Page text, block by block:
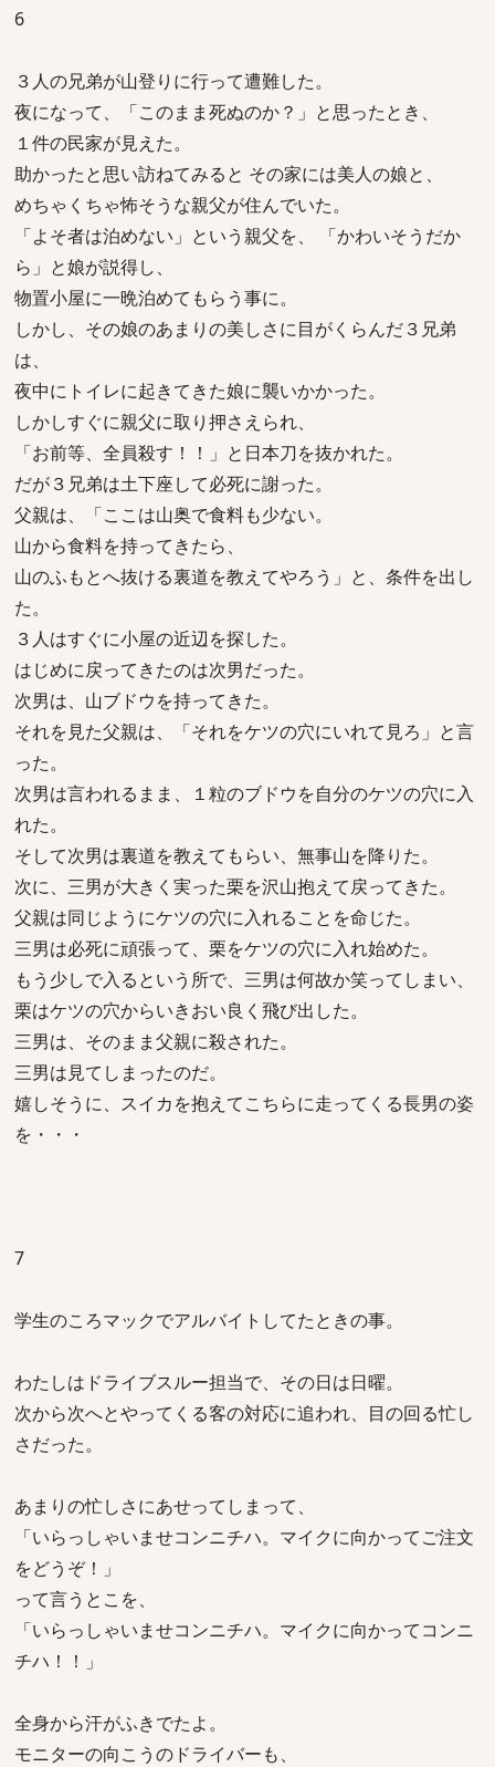
6
３人の兄弟が山登りに行って遭難した。
夜になって、「このまま死ぬのか？」と思ったとき、
１件の民家が見えた。
助かったと思い訪ねてみると その家には美人の娘と、
めちゃくちゃ怖そうな親父が住んでいた。
「よそ者は泊めない」という親父を、 「かわいそうだか
ら」と娘が説得し、
物置小屋に一晩泊めてもらう事に。
しかし、その娘のあまりの美しさに目がくらんだ３兄弟
は、
夜中にトイレに起きてきた娘に襲いかかった。
しかしすぐに親父に取り押さえられ、
「お前等、全員殺す！！」と日本刀を抜かれた。
だが３兄弟は土下座して必死に謝った。
父親は、「ここは山奥で食料も少ない。
山から食料を持ってきたら、
山のふもとへ抜ける裏道を教えてやろう」と、条件を出し
た。
３人はすぐに小屋の近辺を探した。
はじめに戻ってきたのは次男だった。
次男は、山ブドウを持ってきた。
それを見た父親は、「それをケツの穴にいれて見ろ」と言
った。
次男は言われるまま、１粒のブドウを自分のケツの穴に入
れた。
そして次男は裏道を教えてもらい、無事山を降りた。
次に、三男が大きく実った栗を沢山抱えて戻ってきた。
父親は同じようにケツの穴に入れることを命じた。
三男は必死に頑張って、栗をケツの穴に入れ始めた。
もう少しで入るという所で、三男は何故か笑ってしまい、
栗はケツの穴からいきおい良く飛び出した。
三男は、そのまま父親に殺された。
三男は見てしまったのだ。
嬉しそうに、スイカを抱えてこちらに走ってくる長男の姿
を・・・
7
学生のころマックでアルバイトしてたときの事。
わたしはドライブスルー担当で、その日は日曜。
次から次へとやってくる客の対応に追われ、目の回る忙し
さだった。
あまりの忙しさにあせってしまって、
「いらっしゃいませコンニチハ。マイクに向かってご注文
をどうぞ！」
って言うとこを、
「いらっしゃいませコンニチハ。マイクに向かってコンニ
チハ！！」
全身から汗がふきでたよ。
モニターの向こうのドライバーも、